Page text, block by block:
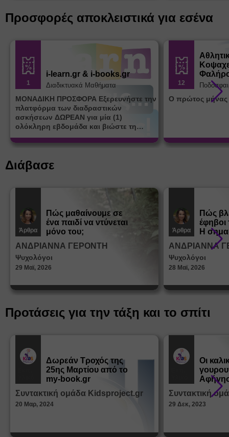
Προσφορές αποκλειστικά για εσένα
1
i-learn.gr & i-books.gr
Διαδικτυακά Μαθήματα
ΜΟΝΑΔΙΚΗ ΠΡΟΣΦΟΡΑ Εξερευνήστε την
πλατφόρμα των διαδραστικών
ασκήσεων ΔΩΡΕΑΝ για μία (1)
ολόκληρη εβδομάδα και βιώστε τη
learn.gr* * Αφορά νέες εγγραφές
12
Ο πρώτος
Διάβασε
Άρθρα
Πώς μαθαίνουμε σε
ένα παιδί να ντύνεται
μόνο του;
ΑΝΔΡΙΑΝΝΑ ΓΕΡΟΝΤΗ
Ψυχολόγοι
29 Μαϊ, 2026
Άρθρα
Πώς
Η
στη
ΑΝΔΡΙΑΝΝΑ
Ψυχολόγοι
28 Μαϊ, 2026
Προτάσεις για την τάξη και το σπίτι
Δωρεάν Tροχός της
25ης Μαρτίου από το
my-book.gr
Συντακτική ομάδα Kidsproject.gr
20 Μαρ, 2024
Οι
από τα
Συντακτική
29 Δεκ, 2023